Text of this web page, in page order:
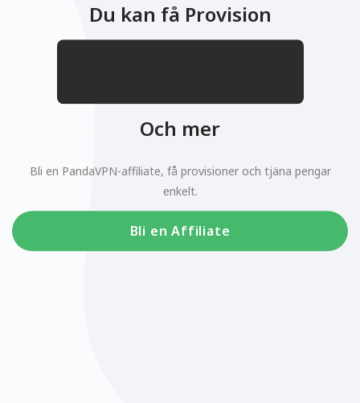
Du kan få Provision
.
Och mer
Bli en PandaVPN-affiliate, få provisioner och tjäna pengar
enkelt.
Bli en Affiliate